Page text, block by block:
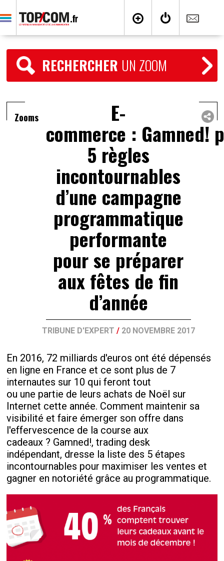
RECHERCHER UN ZOOM
Zooms E-
commerce : Gamned!
5 règles
incontournables
d’une campagne
programmatique
performante
pour se préparer
aux fêtes de fin
d’année
TRIBUNE D'EXPERT / 20 NOVEMBRE 2017
En 2016, 72 milliards d'euros ont été dépensés
en ligne en France et ce sont plus de 7
internautes sur 10 qui feront tout
ou une partie de leurs achats de Noël sur
Internet cette année. Comment maintenir sa
visibilité et faire émerger son offre dans
l'effervescence de la course aux
cadeaux ? Gamned!, trading desk
indépendant, dresse la liste des 5 étapes
incontournables pour maximiser les ventes et
gagner en notoriété grâce au programmatique.